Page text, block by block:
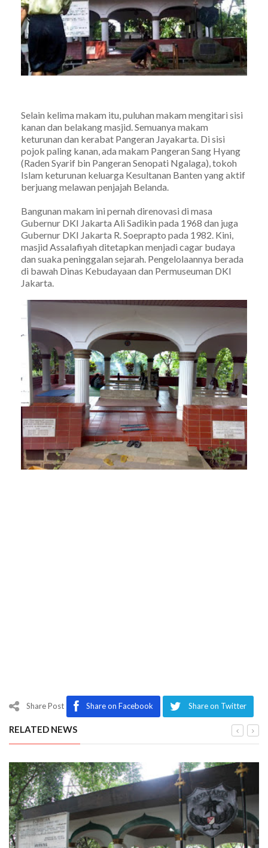
Selain kelima makam itu, puluhan makam mengitari sisi
kanan dan belakang masjid. Semuanya makam
keturunan dan kerabat Pangeran Jayakarta. Di sisi
pojok paling kanan, ada makam Pangeran Sang Hyang
(Raden Syarif bin Pangeran Senopati Ngalaga), tokoh
Islam keturunan keluarga Kesultanan Banten yang aktif
berjuang melawan penjajah Belanda.
Bangunan makam ini pernah direnovasi di masa
Gubernur DKI Jakarta Ali Sadikin pada 1968 dan juga
Gubernur DKI Jakarta R. Soeprapto pada 1982. Kini,
masjid Assalafiyah ditetapkan menjadi cagar budaya
dan suaka peninggalan sejarah. Pengelolaannya berada
di bawah Dinas Kebudayaan dan Permuseuman DKI
Jakarta.
Share Post Share on Facebook Share on Twitter
RELATED NEWS